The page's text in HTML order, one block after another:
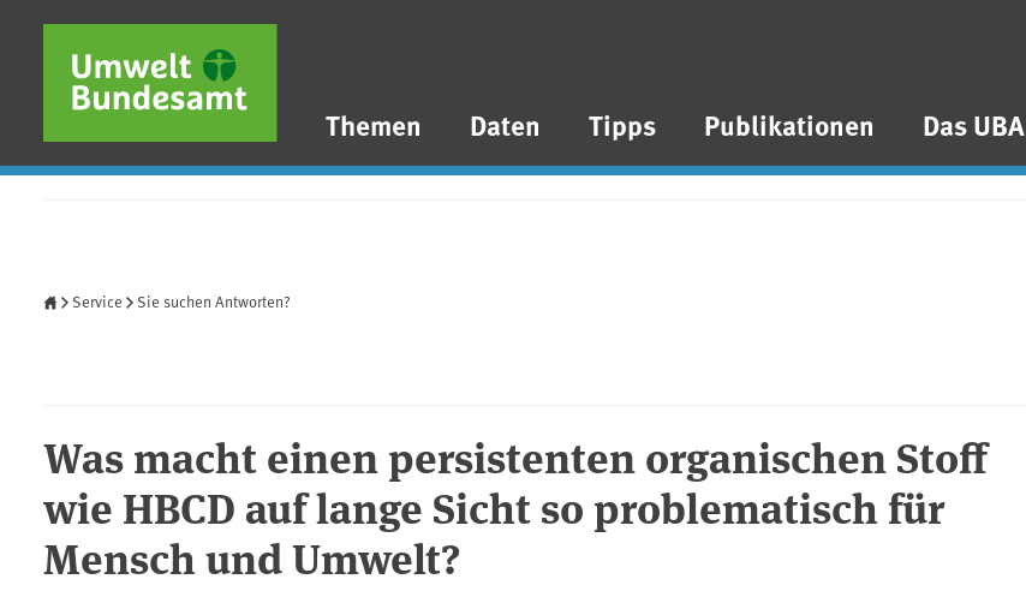
Direkt zum Inhalt
Direkt zum Hauptmenü
Direkt zur Fußzeile
Themen Daten Tipps Publikationen Das UBA
Service Sie suchen Antworten?
Was macht einen persistenten organischen Stoff
wie HBCD auf lange Sicht so problematisch für
Mensch und Umwelt?